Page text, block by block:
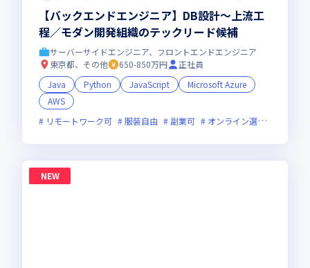
【バックエンドエンジニア】DB設計〜上流工
程／モダン開発組織のテックリード候補
サーバーサイドエンジニア、フロントエンドエンジニア
東京都、その他
650-850万円
正社員
Java
Python JavaScript
Microsoft Azure
AWS
リモートワーク可
服装自由 副業可 オンライン選考可
NEW